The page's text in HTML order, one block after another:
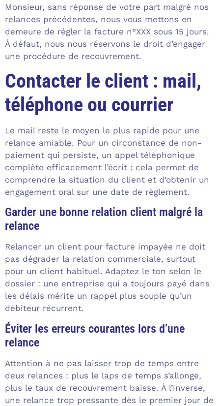
Monsieur, sans réponse de votre part malgré nos
relances précédentes, nous vous mettons en
demeure de régler la facture n°XXX sous 15 jours.
À défaut, nous nous réservons le droit d’engager
une procédure de recouvrement.
Contacter le client : mail,
téléphone ou courrier
Le mail reste le moyen le plus rapide pour une
relance amiable. Pour un circonstance de non-
paiement qui persiste, un appel téléphonique
complète efficacement l’écrit : cela permet de
comprendre la situation du client et d’obtenir un
engagement oral sur une date de règlement.
Garder une bonne relation client malgré la
relance
Relancer un client pour facture impayée ne doit
pas dégrader la relation commerciale, surtout
pour un client habituel. Adaptez le ton selon le
dossier : une entreprise qui a toujours payé dans
les délais mérite un rappel plus souple qu’un
débiteur récurrent.
Éviter les erreurs courantes lors d’une
relance
Attention à ne pas laisser trop de temps entre
deux relances : plus le laps de temps s’allonge,
plus le taux de recouvrement baisse. À l’inverse,
une relance trop pressante dès le premier jour de